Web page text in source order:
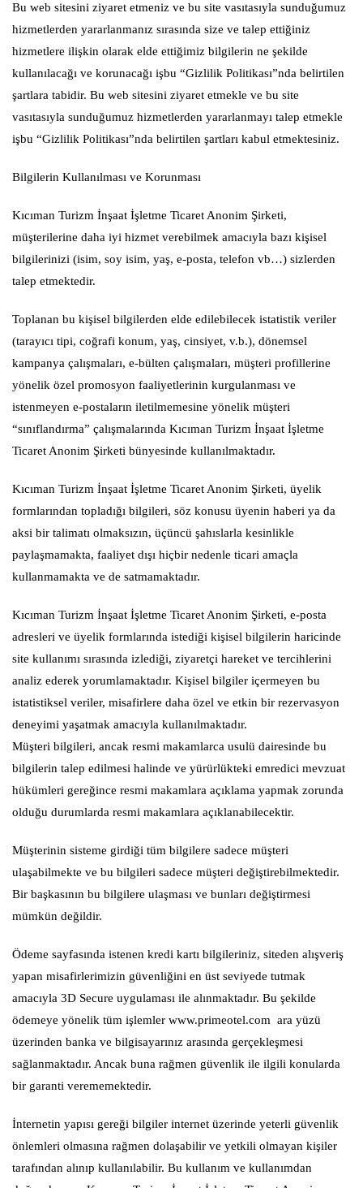
Bu web sitesini ziyaret etmeniz ve bu site vasıtasıyla sunduğumuz
hizmetlerden yararlanmanız sırasında size ve talep ettiğiniz
hizmetlere ilişkin olarak elde ettiğimiz bilgilerin ne şekilde
kullanılacağı ve korunacağı işbu “Gizlilik Politikası”nda belirtilen
şartlara tabidir. Bu web sitesini ziyaret etmekle ve bu site
vasıtasıyla sunduğumuz hizmetlerden yararlanmayı talep etmekle
işbu “Gizlilik Politikası”nda belirtilen şartları kabul etmektesiniz.
Bilgilerin Kullanılması ve Korunması
Kıcıman Turizm İnşaat İşletme Ticaret Anonim Şirketi,
müşterilerine daha iyi hizmet verebilmek amacıyla bazı kişisel
bilgilerinizi (isim, soy isim, yaş, e-posta, telefon vb…) sizlerden
talep etmektedir.
Toplanan bu kişisel bilgilerden elde edilebilecek istatistik veriler
(tarayıcı tipi, coğrafi konum, yaş, cinsiyet, v.b.), dönemsel
kampanya çalışmaları, e-bülten çalışmaları, müşteri profillerine
yönelik özel promosyon faaliyetlerinin kurgulanması ve
istenmeyen e-postaların iletilmemesine yönelik müşteri
“sınıflandırma” çalışmalarında Kıcıman Turizm İnşaat İşletme
Ticaret Anonim Şirketi bünyesinde kullanılmaktadır.
Kıcıman Turizm İnşaat İşletme Ticaret Anonim Şirketi, üyelik
formlarından topladığı bilgileri, söz konusu üyenin haberi ya da
aksi bir talimatı olmaksızın, üçüncü şahıslarla kesinlikle
paylaşmamakta, faaliyet dışı hiçbir nedenle ticari amaçla
kullanmamakta ve de satmamaktadır.
Kıcıman Turizm İnşaat İşletme Ticaret Anonim Şirketi, e-posta
adresleri ve üyelik formlarında istediği kişisel bilgilerin haricinde
site kullanımı sırasında izlediği, ziyaretçi hareket ve tercihlerini
analiz ederek yorumlamaktadır. Kişisel bilgiler içermeyen bu
istatistiksel veriler, misafirlere daha özel ve etkin bir rezervasyon
deneyimi yaşatmak amacıyla kullanılmaktadır.
Müşteri bilgileri, ancak resmi makamlarca usulü dairesinde bu
bilgilerin talep edilmesi halinde ve yürürlükteki emredici mevzuat
hükümleri gereğince resmi makamlara açıklama yapmak zorunda
olduğu durumlarda resmi makamlara açıklanabilecektir.
Müşterinin sisteme girdiği tüm bilgilere sadece müşteri
ulaşabilmekte ve bu bilgileri sadece müşteri değiştirebilmektedir.
Bir başkasının bu bilgilere ulaşması ve bunları değiştirmesi
mümkün değildir.
Ödeme sayfasında istenen kredi kartı bilgileriniz, siteden alışveriş
yapan misafirlerimizin güvenliğini en üst seviyede tutmak
amacıyla 3D Secure uygulaması ile alınmaktadır. Bu şekilde
ödemeye yönelik tüm işlemler www.primeotel.com ara yüzü
üzerinden banka ve bilgisayarınız arasında gerçekleşmesi
sağlanmaktadır. Ancak buna rağmen güvenlik ile ilgili konularda
bir garanti verememektedir.
İnternetin yapısı gereği bilgiler internet üzerinde yeterli güvenlik
önlemleri olmasına rağmen dolaşabilir ve yetkili olmayan kişiler
tarafından alınıp kullanılabilir. Bu kullanım ve kullanımdan